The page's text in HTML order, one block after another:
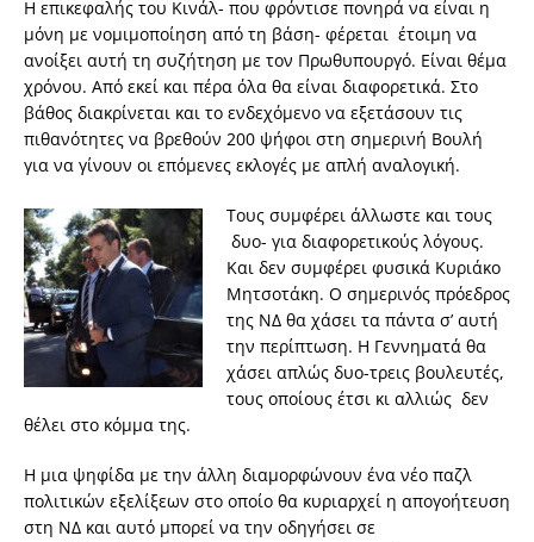
Η επικεφαλής του Κινάλ- που φρόντισε πονηρά να είναι η
μόνη με νομιμοποίηση από τη βάση- φέρεται έτοιμη να
ανοίξει αυτή τη συζήτηση με τον Πρωθυπουργό. Είναι θέμα
χρόνου. Από εκεί και πέρα όλα θα είναι διαφορετικά. Στο
βάθος διακρίνεται και το ενδεχόμενο να εξετάσουν τις
πιθανότητες να βρεθούν 200 ψήφοι στη σημερινή Βουλή
για να γίνουν οι επόμενες εκλογές με απλή αναλογική.
Τους συμφέρει άλλωστε και τους
δυο- για διαφορετικούς λόγους.
Και δεν συμφέρει φυσικά Κυριάκο
Μητσοτάκη. Ο σημερινός πρόεδρος
της ΝΔ θα χάσει τα πάντα σ’ αυτή
την περίπτωση. Η Γεννηματά θα
χάσει απλώς δυο-τρεις βουλευτές,
τους οποίους έτσι κι αλλιώς δεν
θέλει στο κόμμα της.
Η μια ψηφίδα με την άλλη διαμορφώνουν ένα νέο παζλ
πολιτικών εξελίξεων στο οποίο θα κυριαρχεί η απογοήτευση
στη ΝΔ και αυτό μπορεί να την οδηγήσει σε